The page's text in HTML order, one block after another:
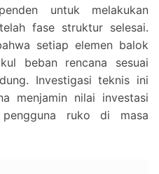
untuk melakukan
fase struktur selesai.
setiap elemen balok
beban rencana sesuai
Investigasi teknis ini
menjamin nilai investasi
ruko di masa